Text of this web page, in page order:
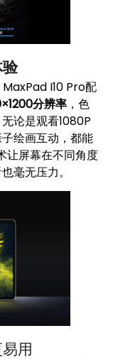
I10 Pro配
分辨率 ，色
论是观看1080P
绘画互动，都能
让屏幕在不同角度
毫无压力。
用